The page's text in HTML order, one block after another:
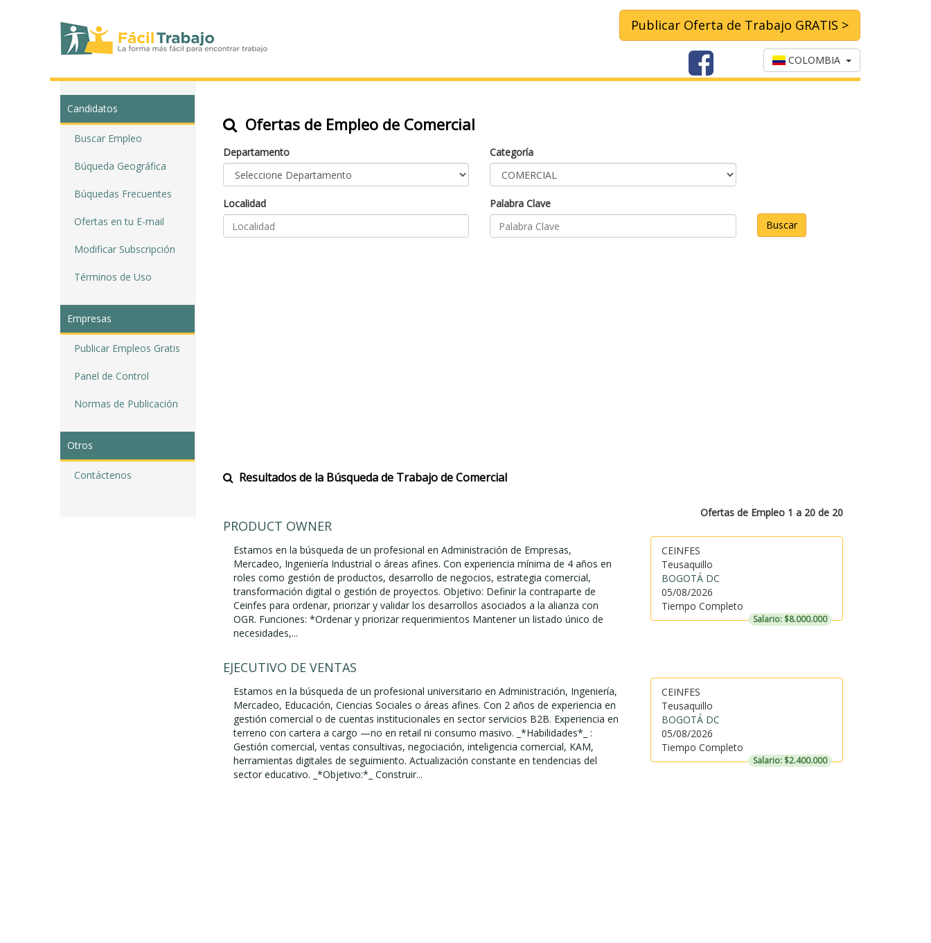
Publicar Oferta de Trabajo GRATIS >
COLOMBIA
Candidatos
Buscar Empleo
Búqueda Geográfica
Búquedas Frecuentes
Ofertas en tu E-mail
Modificar Subscripción
Términos de Uso
Empresas
Publicar Empleos Gratis
Panel de Control
Normas de Publicación
Otros
Contáctenos
Ofertas de Empleo de Comercial
Departamento Categoría
Localidad
Palabra Clave
Buscar
Resultados de la Búsqueda de Trabajo de Comercial
Ofertas de Empleo 1 a 20 de 20
PRODUCT OWNER
Estamos en la búsqueda de un profesional en Administración de Empresas,
Mercadeo, Ingeniería Industrial o áreas afines. Con experiencia mínima de 4 años en
roles como gestión de productos, desarrollo de negocios, estrategia comercial,
transformación digital o gestión de proyectos. Objetivo: Definir la contraparte de
Ceinfes para ordenar, priorizar y validar los desarrollos asociados a la alianza con
OGR. Funciones: *Ordenar y priorizar requerimientos Mantener un listado único de
necesidades,...
CEINFES
Teusaquillo
BOGOTÁ DC
05/08/2026
Tiempo Completo
Salario: $8.000.000
EJECUTIVO DE VENTAS
Estamos en la búsqueda de un profesional universitario en Administración, Ingeniería,
Mercadeo, Educación, Ciencias Sociales o áreas afines. Con 2 años de experiencia en
gestión comercial o de cuentas institucionales en sector servicios B2B. Experiencia en
terreno con cartera a cargo —no en retail ni consumo masivo. _*Habilidades*_ :
Gestión comercial, ventas consultivas, negociación, inteligencia comercial, KAM,
herramientas digitales de seguimiento. Actualización constante en tendencias del
sector educativo. _*Objetivo:*_ Construir...
CEINFES
Teusaquillo
BOGOTÁ DC
05/08/2026
Tiempo Completo
Salario: $2.400.000